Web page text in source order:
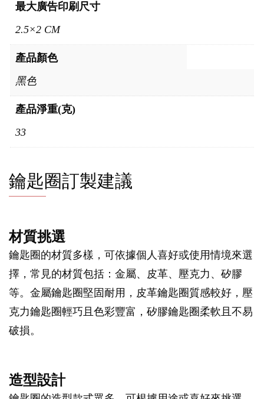
最大廣告印刷尺寸
2.5×2 CM
產品顏色
黑色
產品淨重(克)
33
鑰匙圈訂製建議
材質挑選
鑰匙圈的材質多樣，可依據個人喜好或使用情境來選
擇，常見的材質包括：金屬、皮革、壓克力、矽膠
等。金屬鑰匙圈堅固耐用，皮革鑰匙圈質感較好，壓
克力鑰匙圈輕巧且色彩豐富，矽膠鑰匙圈柔軟且不易
破損。
造型設計